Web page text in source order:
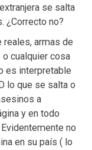
se salta
¿Correcto no?
armas de
cualquier cosa
es interpretable
lo que se salta o
a
y en todo
no
en su país ( lo